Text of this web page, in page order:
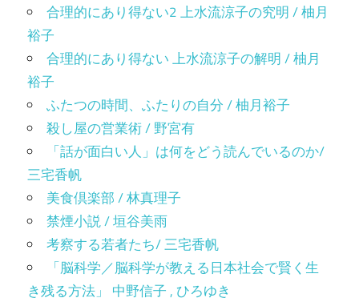
合理的にあり得ない2 上水流涼子の究明 / 柚月
裕子
合理的にあり得ない 上水流涼子の解明 / 柚月
裕子
ふたつの時間、ふたりの自分 / 柚月裕子
殺し屋の営業術 / 野宮有
「話が面白い人」は何をどう読んでいるのか/
三宅香帆
美食倶楽部 / 林真理子
禁煙小説 / 垣谷美雨
考察する若者たち/ 三宅香帆
「脳科学／脳科学が教える日本社会で賢く生
き残る方法」 中野信子 , ひろゆき